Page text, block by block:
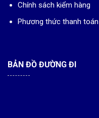
Chính sách kiểm hàng
Phương thức thanh toán
BẢN ĐỒ ĐƯỜNG ĐI